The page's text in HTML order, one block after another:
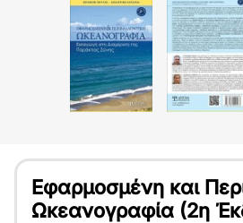
Εφαρμοσμένη και
Ωκεανογραφία (2η